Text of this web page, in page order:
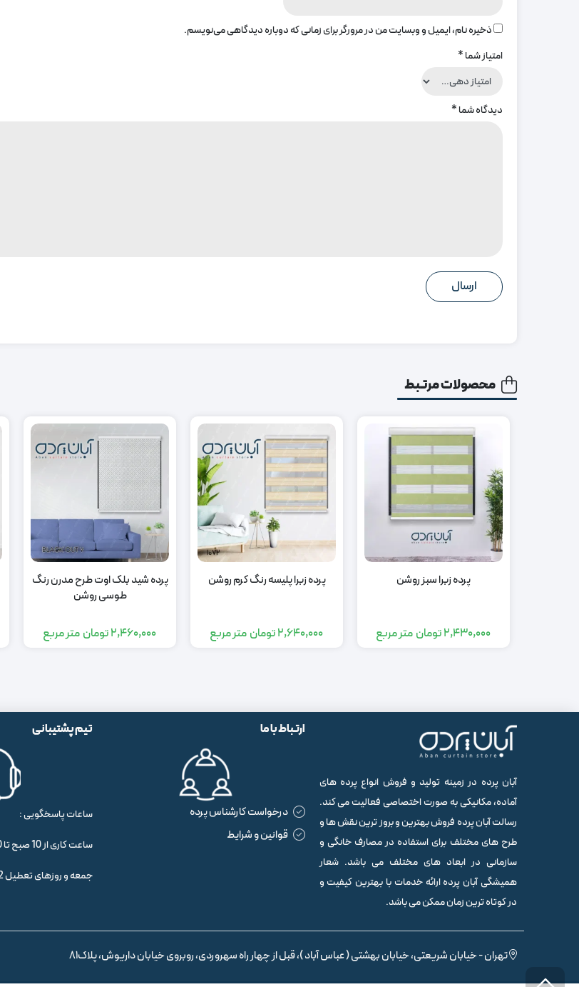
ذخیره نام، ایمیل و وبسایت من در مرورگر برای زمانی که دوباره دیدگاهی می‌نویسم.
امتیاز شما*
دیدگاه شما*
محصولات مرتبط
پرده زبرا سبز روشن
2,430,000تومان متر مربع
پرده زبرا پلیسه رنگ کرم روشن
2,640,000تومان متر مربع
پرده شید بلک اوت طرح مدرن رنگ
طوسی روشن
2,460,000تومان متر مربع
آبان پرده در زمینه تولید و فروش انواع پرده های
آماده، مکانیکی به صورت اختصاصی فعالیت می کند.
رسالت آبان پرده فروش بهترین و بروز ترین نقش ها و
طرح های مختلف برای استفاده در مصارف خانگی و
سازمانی در ابعاد های مختلف می باشد. شعار
همیشگی آبان پرده ارائه خدمات با بهترین کیفیت و
در کوتاه ترین زمان ممکن می باشد.
ارتباط با ما
درخواست کارشناس پرده
قوانین و شرایط
تیم پشتیبانی
ساعات پاسخگویی :
ساعت کاری از 10 صبح تا 20
جمعه و روزهای تعطیل 12 تا 20
تهران - خیابان شریعتی، خیابان بهشتی ( عباس آباد )، قبل از چهار راه سهروردی، روبروی خیابان داریوش، پلاک81